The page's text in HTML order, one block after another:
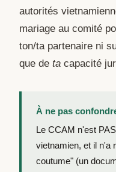
autorités
mariage au comité
ton/ta partenaire ni
que de ta capacité
À ne pas
Le CCAM n'est
vietnamien, et il n'a
coutume" (un